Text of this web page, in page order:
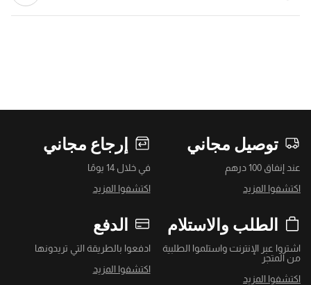
توصيل مجاني
عند إنفاق 100 درهم
اكتشفوا المزيد
إرجاع مجاني
في خلال 14 يومًا
اكتشفوا المزيد
الطلب والاستلام
اشتروا عبر الإنترنت واستلموا الطلبية
من المتجر
اكتشفوا المزيد
الدفع
ادفعوا بالطريقة التي تريدونها
اكتشفوا المزيد